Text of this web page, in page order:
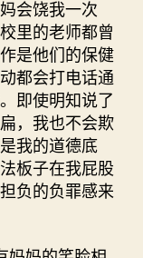
会饶我一次
里的老师都曾
是他们的保健
都会打电话通
即使明知说了
，我也不会欺
我的道德底
板子在我屁股
负的负罪感来